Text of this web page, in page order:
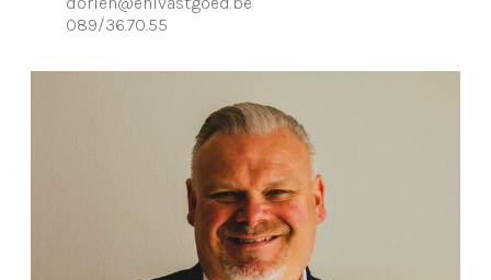
089/36.70.55